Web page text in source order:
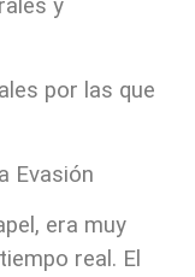
y
por las que
Evasión
era muy
real. El